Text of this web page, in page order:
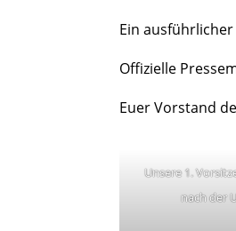
Ein
Offizielle
Euer Vorstand
Unsere 1.
nach der